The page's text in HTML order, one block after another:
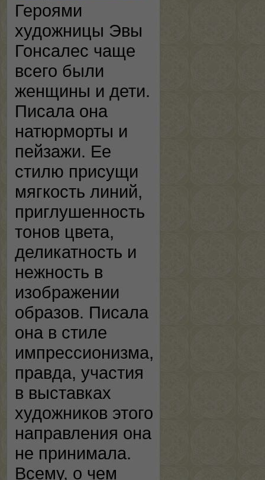
Героями
художницы Эвы
Гонсалес чаще
всего были
женщины и дети.
Писала она
натюрморты и
пейзажи. Ее
стилю присущи
мягкость линий,
приглушенность
тонов цвета,
деликатность и
нежность в
изображении
образов. Писала
она в стиле
импрессионизма,
правда, участия
в выставках
художников этого
направления она
не принимала.
Всему, о чем